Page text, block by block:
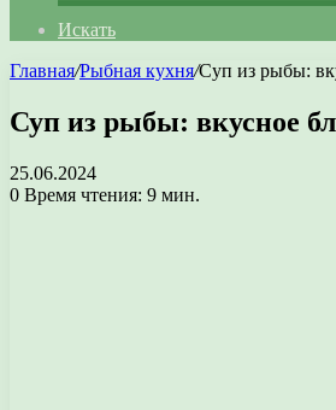
Искать
Главная/Рыбная кухня/Суп из рыбы:
Суп из рыбы: вкусное
25.06.2024
0 Время чтения: 9 мин.